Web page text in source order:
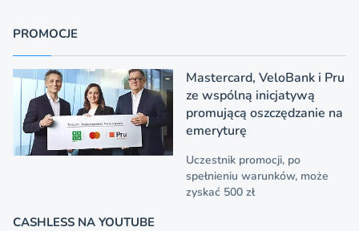
PROMOCJE
Mastercard, VeloBank i Pru
ze wspólną inicjatywą
promującą oszczędzanie na
emeryturę
Uczestnik promocji, po
spełnieniu warunków, może
zyskać 500 zł
CASHLESS NA YOUTUBE